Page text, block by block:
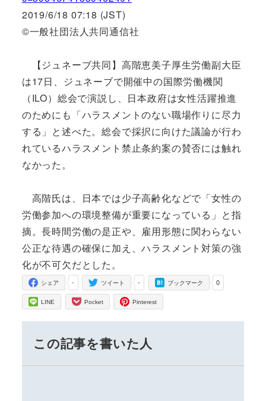
2019/6/18 07:18 (JST)
©一般社団法人共同通信社
【ジュネーブ共同】高階恵美子厚生労働副大臣
は17日、ジュネーブで開催中の国際労働機関
（ILO）総会で演説し、日本政府は女性活躍推進
のためにも「ハラスメントのない職場作りに尽力
する」と述べた。総会で採択に向けた議論が行わ
れているハラスメント禁止条約案の賛否には触れ
なかった。
高階氏は、日本では少子高齢化などで「女性の
労働参加への環境整備が重要になっている」と指
摘。長時間労働の是正や、雇用形態に関わらない
公正な待遇の確保に加え、ハラスメント対策の強
化が不可欠だとした。
-
シェア -
ツイート 0
ブックマーク
LINE Pocket Pinterest
この記事を書いた人